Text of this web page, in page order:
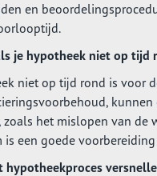
en
je hypotheek niet op tijd
niet op tijd rond is voor
kunnen
het mislopen van de
is een goede
hypotheekproces